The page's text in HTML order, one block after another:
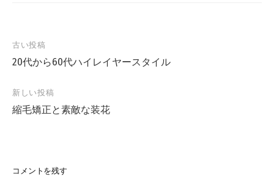
古い投稿
20代から60代ハイレイヤースタイル
新しい投稿
縮毛矯正と素敵な装花
コメントを残す